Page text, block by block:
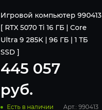
Игровой компьютер 990413
[ RTX 5070 Ti 16 ГБ | Core
Ultra 9 285K | 96 ГБ | 1 ТБ
SSD ]
445 057
руб.
Есть в наличии Арт.: 990413